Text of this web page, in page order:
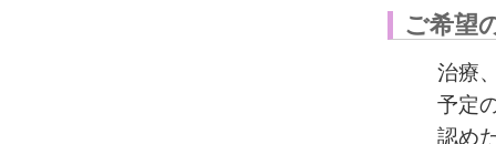
ご希望
治療
予定
認め